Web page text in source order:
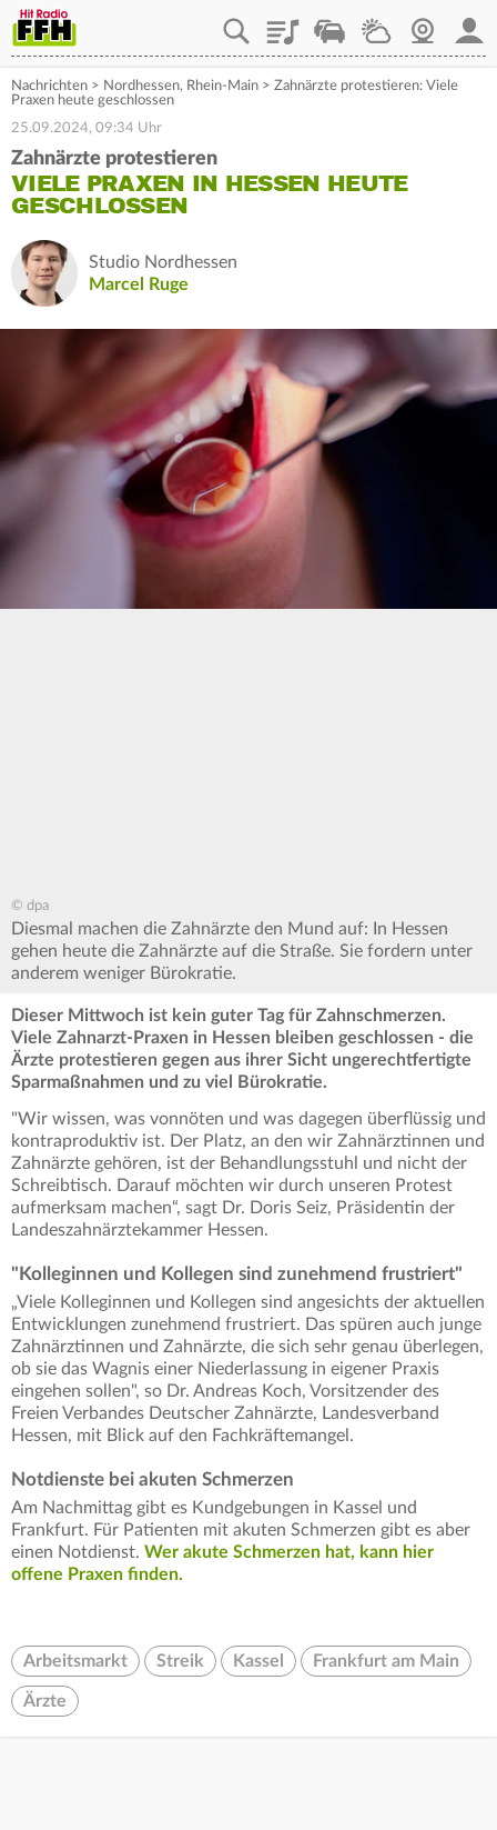
PlaylistStaupilotWetterWebcam
Nachrichten > Nordhessen, Rhein-Main > Zahnärzte protestieren: Viele
Praxen heute geschlossen
25.09.2024, 09:34 Uhr
Zahnärzte protestieren
VIELE PRAXEN IN HESSEN HEUTE
GESCHLOSSEN
Studio Nordhessen
Marcel Ruge
© dpa
Diesmal machen die Zahnärzte den Mund auf: In Hessen
gehen heute die Zahnärzte auf die Straße. Sie fordern unter
anderem weniger Bürokratie.
Dieser Mittwoch ist kein guter Tag für Zahnschmerzen.
Viele Zahnarzt-Praxen in Hessen bleiben geschlossen - die
Ärzte protestieren gegen aus ihrer Sicht ungerechtfertigte
Sparmaßnahmen und zu viel Bürokratie.
"Wir wissen, was vonnöten und was dagegen überflüssig und
kontraproduktiv ist. Der Platz, an den wir Zahnärztinnen und
Zahnärzte gehören, ist der Behandlungsstuhl und nicht der
Schreibtisch. Darauf möchten wir durch unseren Protest
aufmerksam machen“, sagt Dr. Doris Seiz, Präsidentin der
Landeszahnärztekammer Hessen.
"Kolleginnen und Kollegen sind zunehmend frustriert"
„Viele Kolleginnen und Kollegen sind angesichts der aktuellen
Entwicklungen zunehmend frustriert. Das spüren auch junge
Zahnärztinnen und Zahnärzte, die sich sehr genau überlegen,
ob sie das Wagnis einer Niederlassung in eigener Praxis
eingehen sollen", so Dr. Andreas Koch, Vorsitzender des
Freien Verbandes Deutscher Zahnärzte, Landesverband
Hessen, mit Blick auf den Fachkräftemangel.
Notdienste bei akuten Schmerzen
Am Nachmittag gibt es Kundgebungen in Kassel und
Frankfurt. Für Patienten mit akuten Schmerzen gibt es aber
einen Notdienst. Wer akute Schmerzen hat, kann hier
offene Praxen finden.
Arbeitsmarkt Streik Kassel Frankfurt am Main
Ärzte